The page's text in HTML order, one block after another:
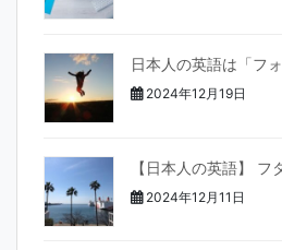
日本人の英語は「フ
2024年12月19日
【日本人の英語】 フ
2024年12月11日